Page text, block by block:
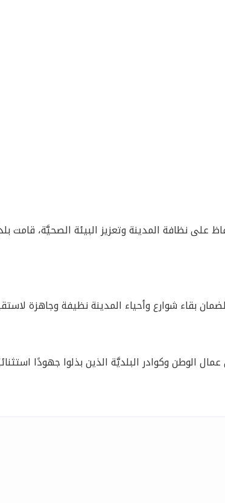
بقاء شوارع وأحياء المدينة نظيفة وجاهزة
الوطن وكوادر البلديَّة الذين بذلوا جهودًا